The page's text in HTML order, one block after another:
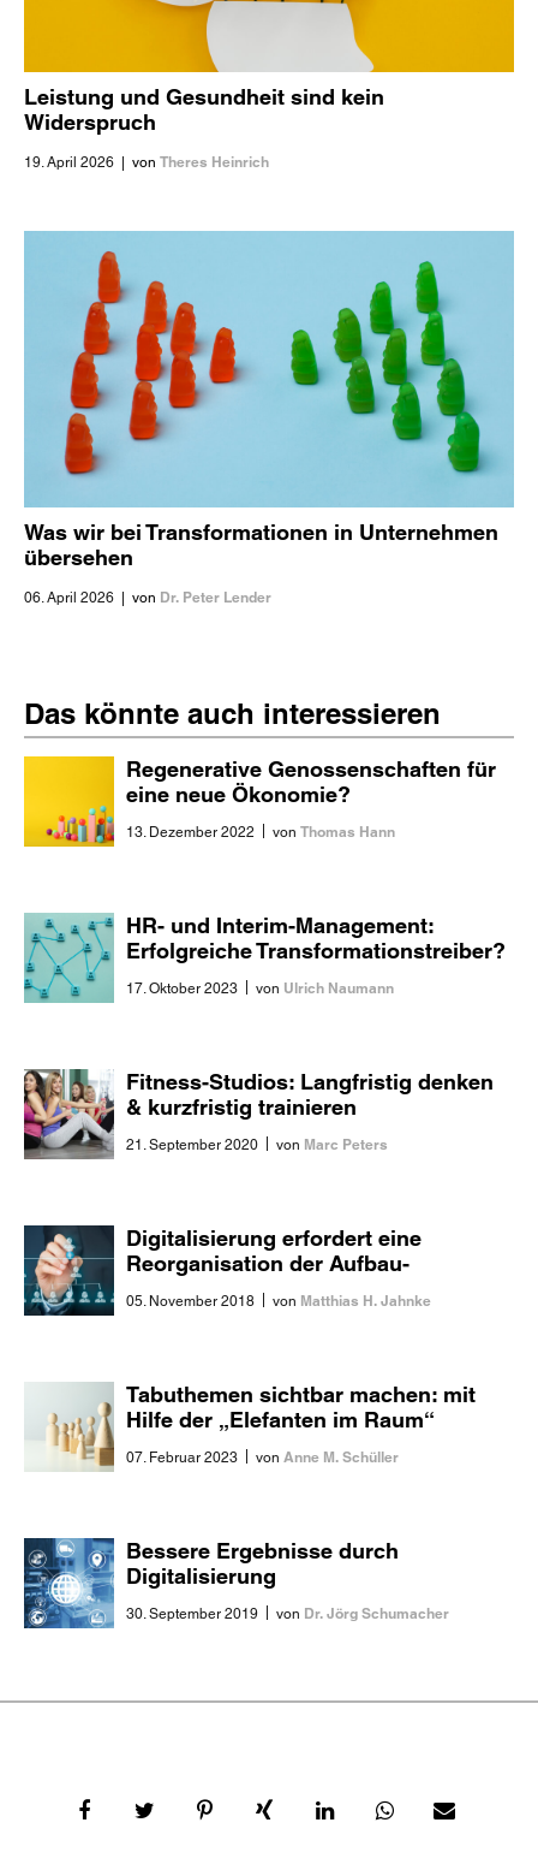
Leistung und Gesundheit sind kein
Widerspruch
19. April 2026 von Theres Heinrich
Was wir bei Transformationen in Unternehmen
übersehen
06. April 2026 von Dr. Peter Lender
Das könnte auch interessieren
Regenerative Genossenschaften für
eine neue Ökonomie?
13. Dezember 2022 von Thomas Hann
HR- und Interim-Management:
Erfolgreiche Transformationstreiber?
17. Oktober 2023 von Ulrich Naumann
Fitness-Studios: Langfristig denken
& kurzfristig trainieren
21. September 2020 von Marc Peters
Digitalisierung erfordert eine
Reorganisation der Aufbau-
05. November 2018 von Matthias H. Jahnke
Tabuthemen sichtbar machen: mit
Hilfe der „Elefanten im Raum“
07. Februar 2023 von Anne M. Schüller
Bessere Ergebnisse durch
Digitalisierung
30. September 2019 von Dr. Jörg Schumacher